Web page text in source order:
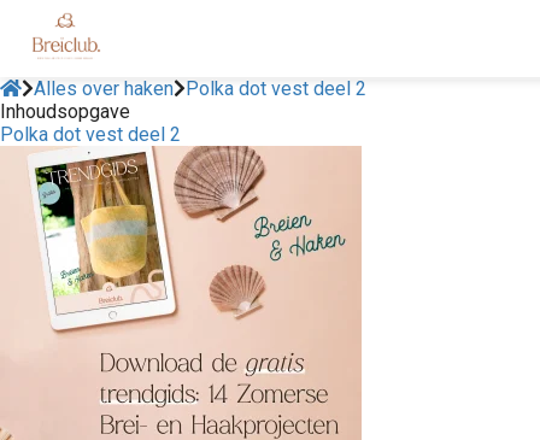
Alles over haken
Polka dot vest deel 2
Inhoudsopgave
Polka dot vest deel 2